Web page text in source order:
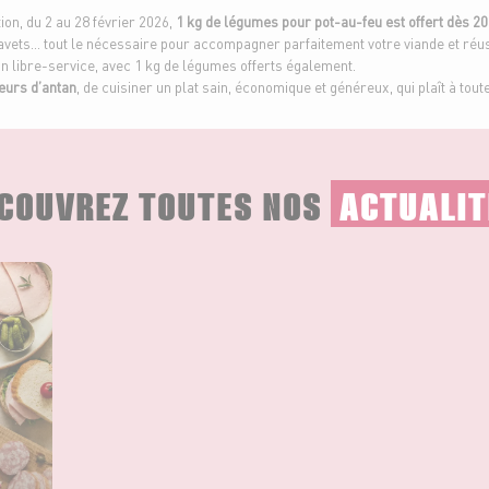
du 2 au 28 février 2026, 1 kg de légumes pour pot-au-feu est offert dès
tout le nécessaire pour accompagner parfaitement votre viande et
libre-service, avec 1 kg de légumes offerts également.
d’antan , de cuisiner un plat sain, économique et généreux, qui plaît à
TOUTES NOS